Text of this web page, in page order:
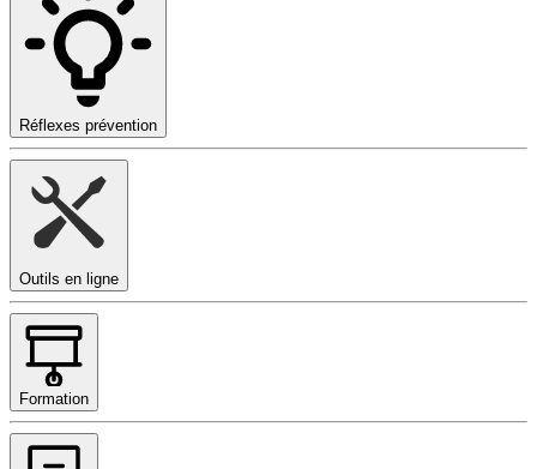
Réflexes prévention
Outils en ligne
Formation